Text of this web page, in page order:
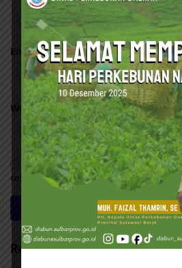
Email*
Website
Save my name, email, and website in
comment.
Related Posts